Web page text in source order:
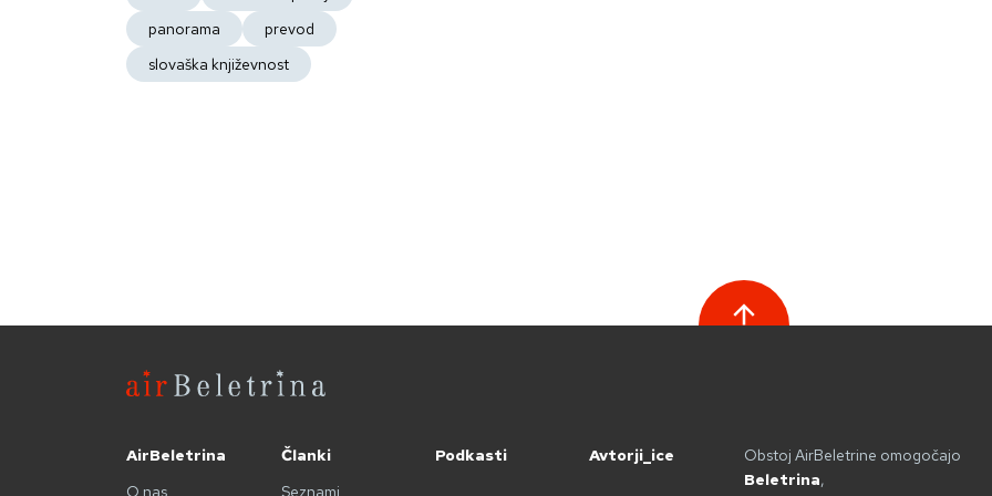
panorama
prevod
slovaška književnost
AirBeletrina
O nas
Članki
Seznami
Podkasti Avtorji_ice
Obstoj AirBeletrine omogočajo
Beletrina,